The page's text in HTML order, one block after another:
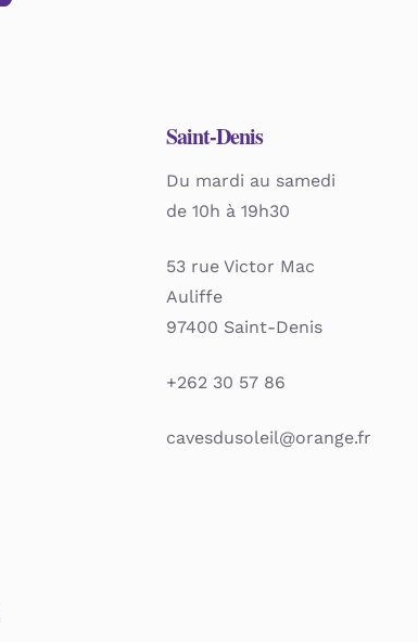
Saint-Denis
Du mardi au samedi
de 10h à 19h30
53 rue Victor Mac
Auliffe
97400 Saint-Denis
+262 30 57 86
cavesdusoleil@orange.fr